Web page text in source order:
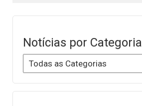
Notícias por Categoria